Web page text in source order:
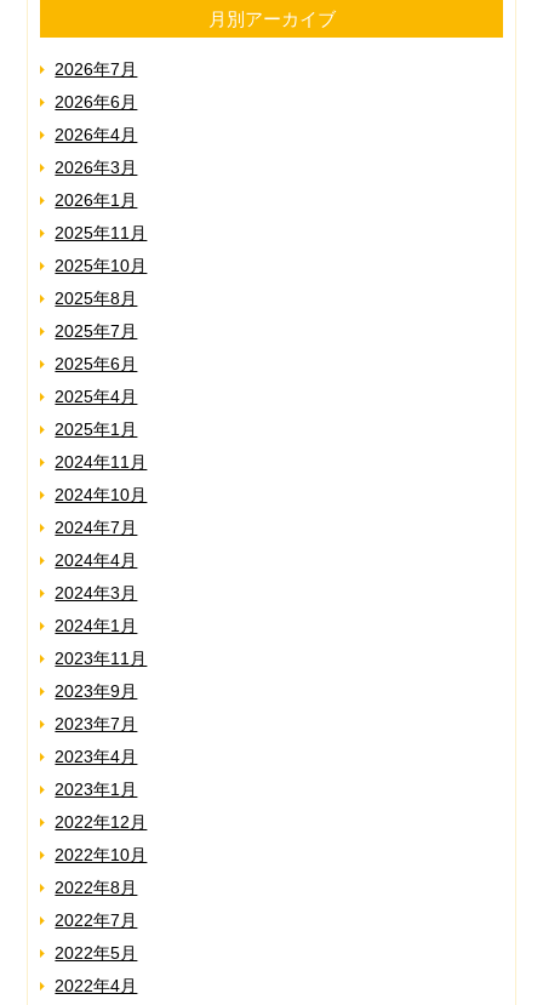
月別アーカイブ
2026年7月
2026年6月
2026年4月
2026年3月
2026年1月
2025年11月
2025年10月
2025年8月
2025年7月
2025年6月
2025年4月
2025年1月
2024年11月
2024年10月
2024年7月
2024年4月
2024年3月
2024年1月
2023年11月
2023年9月
2023年7月
2023年4月
2023年1月
2022年12月
2022年10月
2022年8月
2022年7月
2022年5月
2022年4月